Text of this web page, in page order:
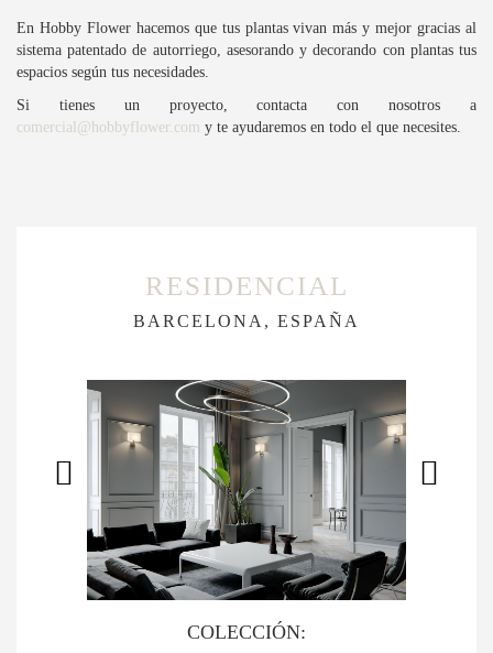
En Hobby Flower hacemos que tus plantas vivan más y mejor gracias al
sistema patentado de autorriego, asesorando y decorando con plantas tus
espacios según tus necesidades.
Si tienes un proyecto, contacta con nosotros a
comercial@hobbyflower.com y te ayudaremos en todo el que necesites.
RESIDENCIAL
BARCELONA, ESPAÑA
COLECCIÓN: